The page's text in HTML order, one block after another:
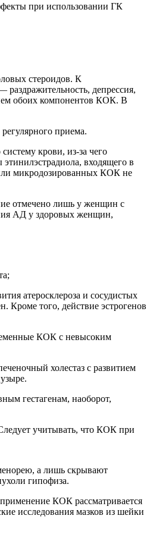
при использовании ГК
стероидов. К
депрессия,
обоих компонентов КОК. В
приема.
крови, из-за чего
входящего в
микродозированных КОК не
отмечено лишь у женщин с
АД у здоровых женщин,
атеросклероза и сосудистых
Кроме того, действие эстрогенов
КОК с невысоким
холестаз с развитием
гестагенам, наоборот,
учитывать, что КОК при
а лишь скрывают
гипофиза.
КОК рассматривается
исследования мазков из шейки